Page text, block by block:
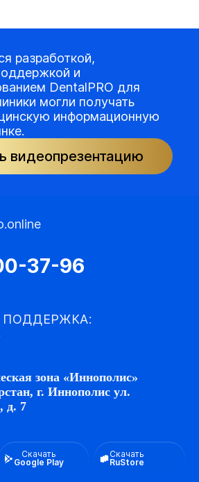
разработкой,
и
DentalPRO для
могли получать
информационную
видеопрезентацию
37-96
ПОДДЕРЖКА:
зона «Иннополис»
г. Иннополис ул.
д. 7
Скачать
Google Play
Скачать
RuStore